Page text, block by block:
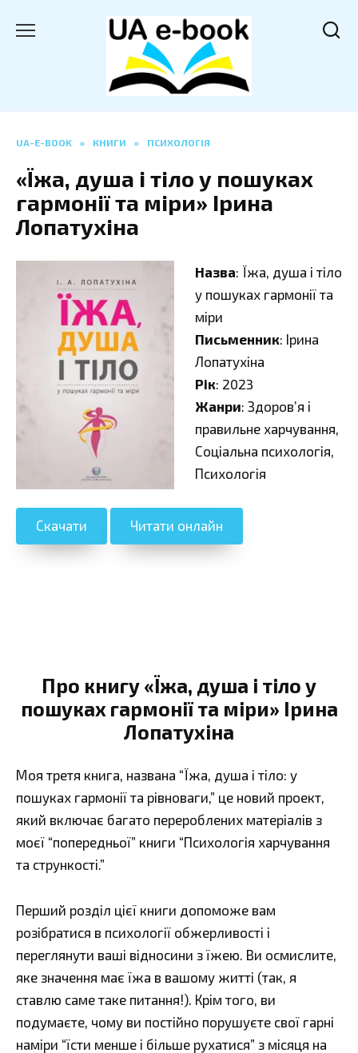
UA-E-BOOK » КНИГИ » ПСИХОЛОГІЯ
«Їжа, душа і тіло у пошуках
гармонії та міри» Ірина
Лопатухіна
Назва: Їжа, душа і тіло
у пошуках гармонії та
міри
Письменник: Ірина
Лопатухіна
Рік: 2023
Жанри: Здоров’я і
правильне харчування,
Соціальна психологія,
Психологія
Скачати Читати онлайн
Про книгу «Їжа, душа і тіло у
пошуках гармонії та міри» Ірина
Лопатухіна
Моя третя книга, названа “Їжа, душа і тіло: у
пошуках гармонії та рівноваги,” це новий проект,
який включає багато перероблених матеріалів з
моєї “попередньої” книги “Психологія харчування
та стрункості.”
Перший розділ цієї книги допоможе вам
розібратися в психології обжерливості і
переглянути ваші відносини з їжею. Ви осмислите,
яке значення має їжа в вашому житті (так, я
ставлю саме таке питання!). Крім того, ви
подумаєте, чому ви постійно порушуєте свої гарні
наміри “їсти менше і більше рухатися” з місяця на